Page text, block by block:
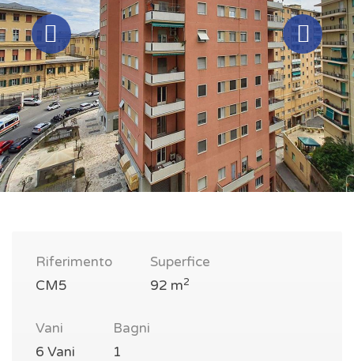
Riferimento
CM5
Superfice
92 m2
Vani
6 Vani
Bagni
1